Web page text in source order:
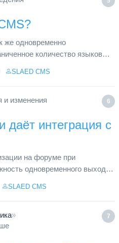
же одновременно
количество языковых
SLAED CMS
6
и изменения
даёт интеграция с
на форуме при
одновременного выхода
SLAED CMS
7
»